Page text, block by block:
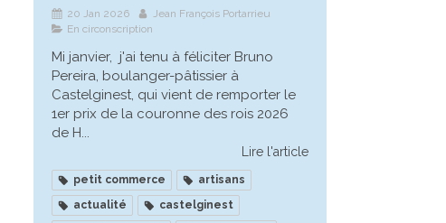
20 Jan 2026
Jean François Portarrieu
En circonscription
Mi janvier, j'ai tenu à féliciter Bruno
Pereira, boulanger-pâtissier à
Castelginest, qui vient de remporter le
1er prix de la couronne des rois 2026
de H...
Lire l'article
petit commerce
artisans
actualité
castelginest